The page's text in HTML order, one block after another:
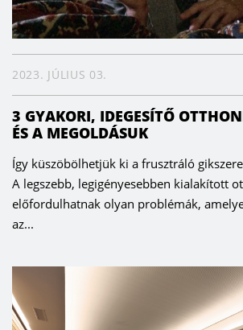
2023. JÚLIUS 03.
3 GYAKORI, IDEGESÍTŐ
ÉS A MEGOLDÁSUK
Így küszöbölhetjük ki a frusztráló
A legszebb, legigényesebben kialakított
előfordulhatnak olyan problémák,
az...